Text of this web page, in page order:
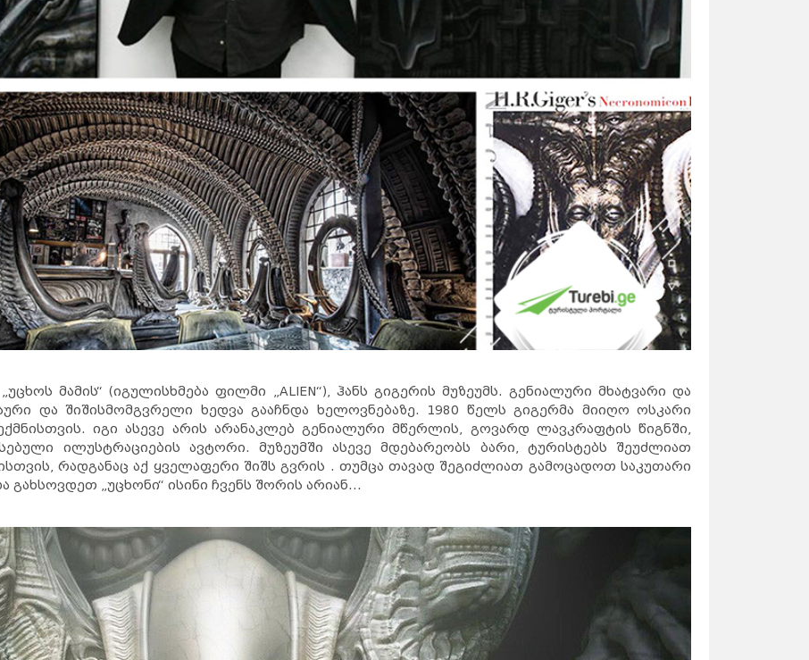
მამის“ (იგულისხმება ფილმი „ALIEN“), ჰანს გიგერის მუზეუმს. გენიალური მხატვარი და
და შიშისმომგვრელი ხედვა გააჩნდა ხელოვნებაზე. 1980 წელს გიგერმა მიიღო ოსკარი
იგი ასევე არის არანაკლებ გენიალური მწერლის, გოვარდ ლავკრაფტის წიგნში,
ილუსტრაციების ავტორი. მუზეუმში ასევე მდებარეობს ბარი, ტურისტებს შეუძლიათ
რადგანაც აქ ყველაფერი შიშს გვრის . თუმცა თავად შეგიძლიათ გამოცადოთ საკუთარი
„უცხონი“ ისინი ჩვენს შორის არიან...